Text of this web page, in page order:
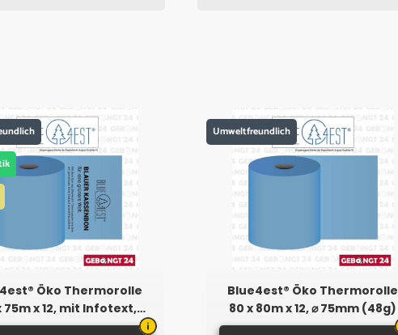
Öko Thermorolle
75m x 12, mit Infotext,
Plastikfrei
Umweltfreundlich
Blue4est® Öko Thermorolle
80 x 80m x 12, ⌀ 75mm (48g)